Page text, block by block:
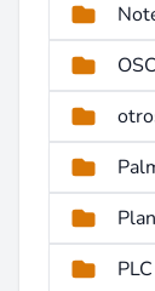
PLC